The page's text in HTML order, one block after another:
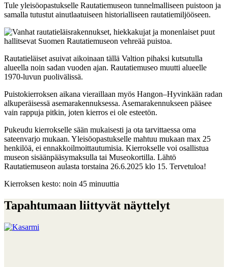
Tule yleisöopastukselle Rautatiemuseon tunnelmalliseen puistoon ja
samalla tutustut ainutlaatuiseen historialliseen rautatiemiljööseen.
Rautatieläiset asuivat aikoinaan tällä Valtion pihaksi kutsutulla
alueella noin sadan vuoden ajan. Rautatiemuseo muutti alueelle
1970-luvun puolivälissä.
Puistokierroksen aikana vieraillaan myös Hangon–Hyvinkään radan
alkuperäisessä asemarakennuksessa. Asemarakennukseen pääsee
vain rappuja pitkin, joten kierros ei ole esteetön.
Pukeudu kierrokselle sään mukaisesti ja ota tarvittaessa oma
sateenvarjo mukaan. Yleisöopastukselle mahtuu mukaan max 25
henkilöä, ei ennakkoilmoittautumisia. Kierrokselle voi osallistua
museon sisäänpääsymaksulla tai Museokortilla. Lähtö
Rautatiemuseon aulasta torstaina 26.6.2025 klo 15. Tervetuloa!
Kierroksen kesto: noin 45 minuuttia
Tapahtumaan liittyvät näyttelyt